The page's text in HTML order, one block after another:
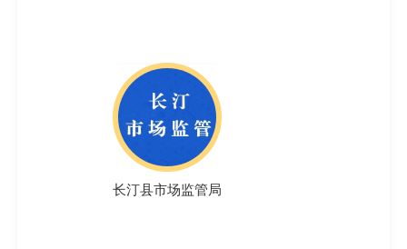
长汀县市场监管局